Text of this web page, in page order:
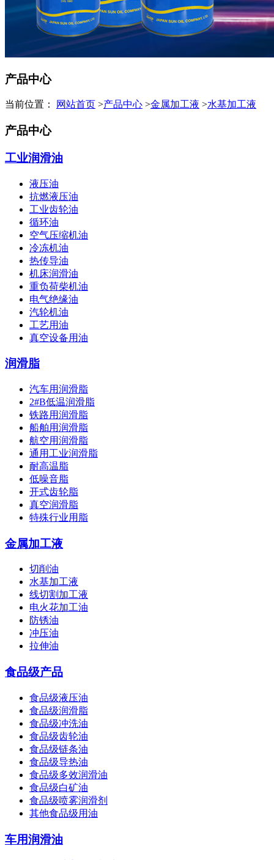
产品中心
当前位置： 网站首页 >产品中心 >金属加工液 >水基加工液
产品中心
工业润滑油
液压油
抗燃液压油
工业齿轮油
循环油
空气压缩机油
冷冻机油
热传导油
机床润滑油
重负荷柴机油
电气绝缘油
汽轮机油
工艺用油
真空设备用油
润滑脂
汽车用润滑脂
2#B低温润滑脂
铁路用润滑脂
船舶用润滑脂
航空用润滑脂
通用工业润滑脂
耐高温脂
低噪音脂
开式齿轮脂
真空润滑脂
特殊行业用脂
金属加工液
切削油
水基加工液
线切割加工液
电火花加工油
防锈油
冲压油
拉伸油
食品级产品
食品级液压油
食品级润滑脂
食品级冲洗油
食品级齿轮油
食品级链条油
食品级导热油
食品级多效润滑油
食品级白矿油
食品级喷雾润滑剂
其他食品级用油
车用润滑油